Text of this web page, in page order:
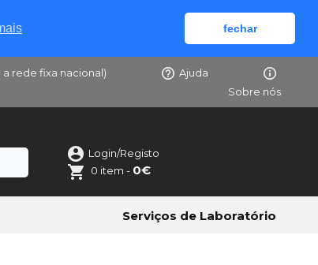
fechar
a rede fixa nacional)
Ajuda
Sobre nós
Login/Registo
0 item - 0€
Serviços de Laboratório